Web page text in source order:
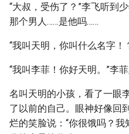
“大叔，受伤了？”李飞听到
那个男人……是他吗……
“我叫天明，你叫什么名字！
“我叫李菲！你好天明。”李
名叫天明的小孩，看了一眼
了以前的自己。眼神好像回
烂的笑脸说：“你很饿吗？